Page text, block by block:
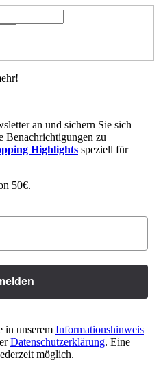
an und sichern Sie sich
Benachrichtigungen zu
Highlights speziell für
50€.
in unserem Informationshinweis
Datenschutzerklärung. Eine
möglich.